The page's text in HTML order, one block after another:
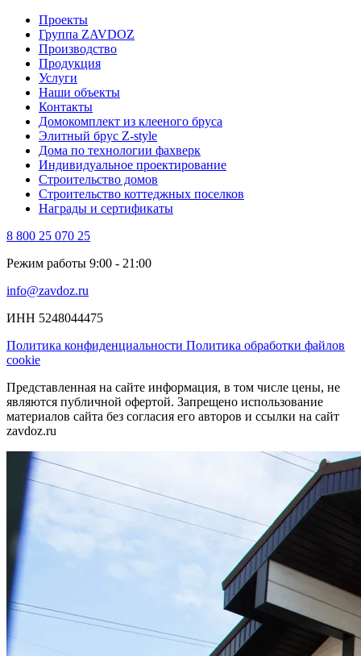
Проекты
Группа ZAVDOZ
Производство
Продукция
Услуги
Наши объекты
Контакты
Домокомплект из клееного бруса
Элитный брус Z-style
Дома по технологии фахверк
Индивидуальное проектирование
Строительство домов
Строительство коттеджных поселков
Награды и сертификаты
8 800 25 070 25
Режим работы 9:00 - 21:00
info@zavdoz.ru
ИНН 5248044475
Политика конфиденциальности Политика обработки файлов
cookie
Представленная на сайте информация, в том числе цены, не
являются публичной офертой. Запрещено использование
материалов сайта без согласия его авторов и ссылки на сайт
zavdoz.ru